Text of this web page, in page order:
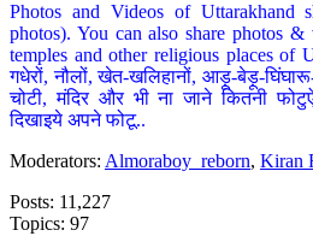
Photos and Videos of Uttarakhand
photos). You can also share photos
temples and other religious places of
गधेरों, नौलों, खेत-खलिहानों, आड़ू-बेड़ू-
चोटी, मंदिर और भी ना जाने कितनी
दिखाइये अपने फोटू..
Moderators: Almoraboy_reborn, Kiran
Posts: 11,227
Topics: 97